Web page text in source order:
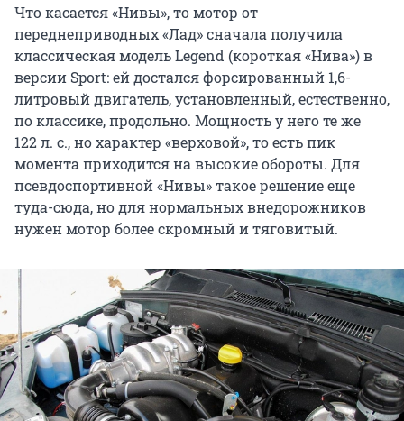
Что касается «Нивы», то мотор от
переднеприводных «Лад» сначала получила
классическая модель Legend (короткая «Нива») в
версии Sport: ей достался форсированный 1,6-
литровый двигатель, установленный, естественно,
по классике, продольно. Мощность у него те же
122 л. с., но характер «верховой», то есть пик
момента приходится на высокие обороты. Для
псевдоспортивной «Нивы» такое решение еще
туда-сюда, но для нормальных внедорожников
нужен мотор более скромный и тяговитый.